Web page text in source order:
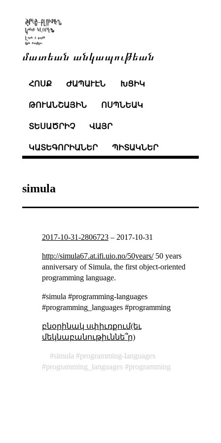
մատեան անկապութեան
ՀՈՍՔ ԺԱՊԱՒԷՆ ԽՑԻԿ
ԹՈՒԱՆՇԱՅԻՆ ՈՍՊՆԵԱԿ
ՏԵՍԱԾՐԻՉ ՎԱՅՐ
ԿԱՏԵԳՈՐԻԱՆԵՐ ՊԻՏԱԿՆԵՐ
simula
2017-10-31-2806723– 2017-10-31
http://simula67.at.ifi.uio.no/50years/50 years
anniversary of Simula, the first object-oriented
programming language.
#simula #programming-languages
#programming_languages #programming
բնօրինակ սփիւռքում(եւ
մեկնաբանութիւննե՞ր)
simula
programming-languages
programming_languages
programming